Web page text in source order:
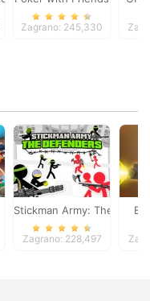
Zagrano: 245,330
Stickman Army: The
Zagrano: 228,497